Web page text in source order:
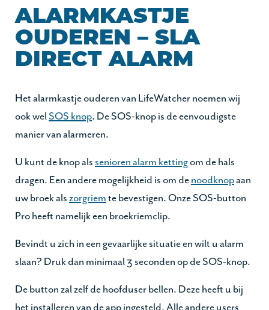
ALARMKASTJE
OUDEREN – SLA
DIRECT ALARM
Het alarmkastje ouderen van LifeWatcher noemen wij
ook welSOS knop. De SOS-knop is de eenvoudigste
manier van alarmeren.
U kunt de knop als senioren alarm kettingom de hals
dragen. Een andere mogelijkheid is om de noodknopaan
uw broek als zorgriem te bevestigen. Onze SOS-button
Pro heeft namelijk een broekriemclip.
Bevindt u zich in een gevaarlijke situatie en wilt u alarm
slaan? Druk dan minimaal 3 seconden op de SOS-knop.
De button zal zelf de hoofduser bellen. Deze heeft u bij
het installeren van de app ingesteld. Alle andere users